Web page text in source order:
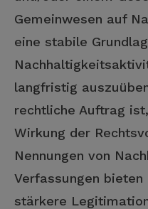
Gemeinwesen auf
eine stabile
langfristig
rechtliche Auftrag
Wirkung der
Nennungen von
Verfassungen
stärkere